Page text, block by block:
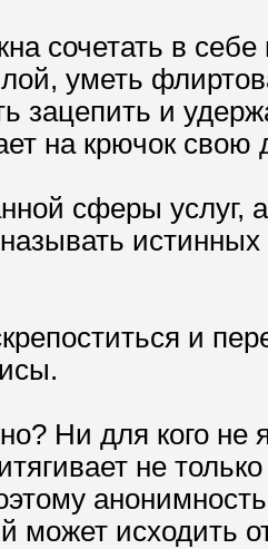
сочетать в
уметь
зацепить и
на крючок свою
сферы услуг,
и
Ни для кого не
не
может исходить